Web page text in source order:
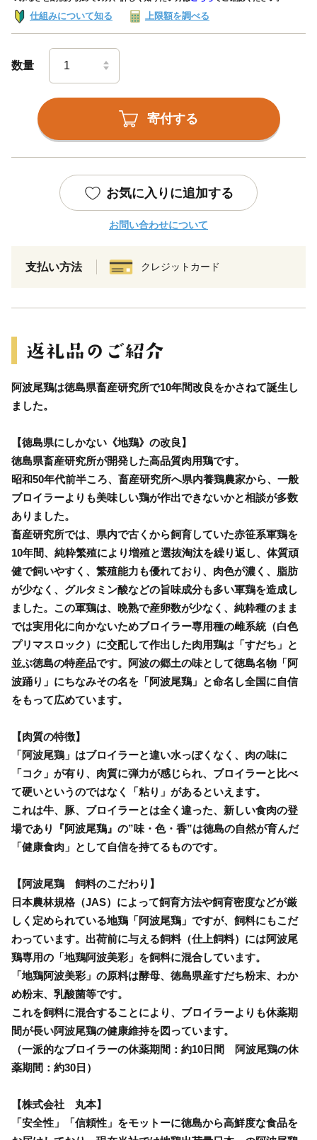
仕組みについて知る 上限額を調べる
数量
寄付する
お気に入りに追加する
お問い合わせについて
支払い方法 クレジットカード
阿波尾鶏は徳島県畜産研究所で10年間改良をかさねて誕生し
ました。
【徳島県にしかない《地鶏》の改良】
徳島県畜産研究所が開発した高品質肉用鶏です。
昭和50年代前半ころ、畜産研究所へ県内養鶏農家から、一般
ブロイラーよりも美味しい鶏が作出できないかと相談が多数
ありました。
畜産研究所では、県内で古くから飼育していた赤笹系軍鶏を
10年間、純粋繁殖により増殖と選抜淘汰を繰り返し、体質頑
健で飼いやすく、繁殖能力も優れており、肉色が濃く、脂肪
が少なく、グルタミン酸などの旨味成分も多い軍鶏を造成し
ました。この軍鶏は、晩熟で産卵数が少なく、純粋種のまま
では実用化に向かないためブロイラー専用種の雌系統（白色
プリマスロック）に交配して作出した肉用鶏は「すだち」と
並ぶ徳島の特産品です。阿波の郷土の味として徳島名物「阿
波踊り」にちなみその名を「阿波尾鶏」と命名し全国に自信
をもって広めています。
【肉質の特徴】
「阿波尾鶏」はブロイラーと違い水っぽくなく、肉の味に
「コク」が有り、肉質に弾力が感じられ、ブロイラーと比べ
て硬いというのではなく「粘り」があるといえます。
これは牛、豚、ブロイラーとは全く違った、新しい食肉の登
場であり『阿波尾鶏』の”味・色・香”は徳島の自然が育んだ
「健康食肉」として自信を持てるものです。
【阿波尾鶏 飼料のこだわり】
日本農林規格（JAS）によって飼育方法や飼育密度などが厳
しく定められている地鶏「阿波尾鶏」ですが、飼料にもこだ
わっています。出荷前に与える飼料（仕上飼料）には阿波尾
鶏専用の「地鶏阿波美彩」を飼料に混合しています。
「地鶏阿波美彩」の原料は酵母、徳島県産すだち粉末、わか
め粉末、乳酸菌等です。
これを飼料に混合することにより、ブロイラーよりも休薬期
間が長い阿波尾鶏の健康維持を図っています。
（一派的なブロイラーの休薬期間：約10日間 阿波尾鶏の休
薬期間：約30日）
【株式会社 丸本】
「安全性」「信頼性」をモットーに徳島から高鮮度な食品を